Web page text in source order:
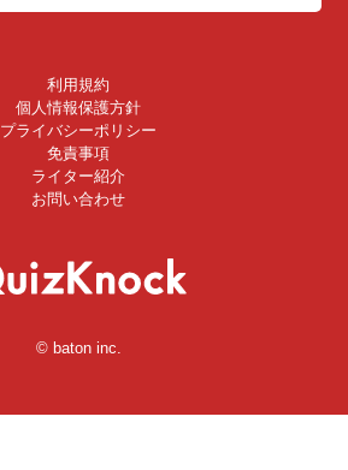
利用規約
個人情報保護方針
プライバシーポリシー
免責事項
ライター紹介
お問い合わせ
© baton inc.